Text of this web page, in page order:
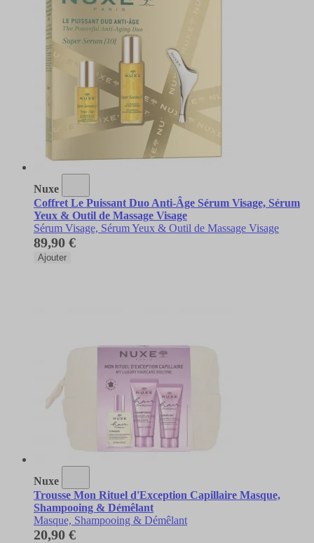
Nuxe
Coffret Le Puissant Duo Anti-Âge Sérum Visage, Sérum
Yeux & Outil de Massage Visage
Sérum Visage, Sérum Yeux & Outil de Massage Visage
89,90 €
Ajouter
Nuxe
Trousse Mon Rituel d'Exception Capillaire Masque,
Shampooing & Démêlant
Masque, Shampooing & Démêlant
20,90 €